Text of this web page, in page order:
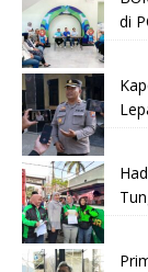
di